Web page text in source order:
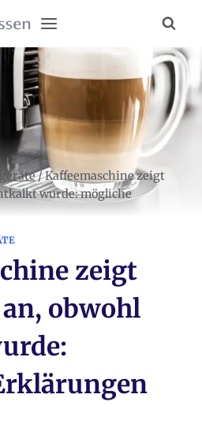
/Kaffeemaschine zeigt
wurde: mögliche
zeigt
obwohl